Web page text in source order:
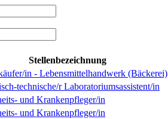
Stellenbezeichnung
in - Lebensmittelhandwerk (Bäckerei)
technische/r Laboratoriumsassistent/in
und Krankenpfleger/in
und Krankenpfleger/in